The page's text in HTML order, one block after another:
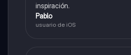
inspiración.
Pablo
usuario de iOS